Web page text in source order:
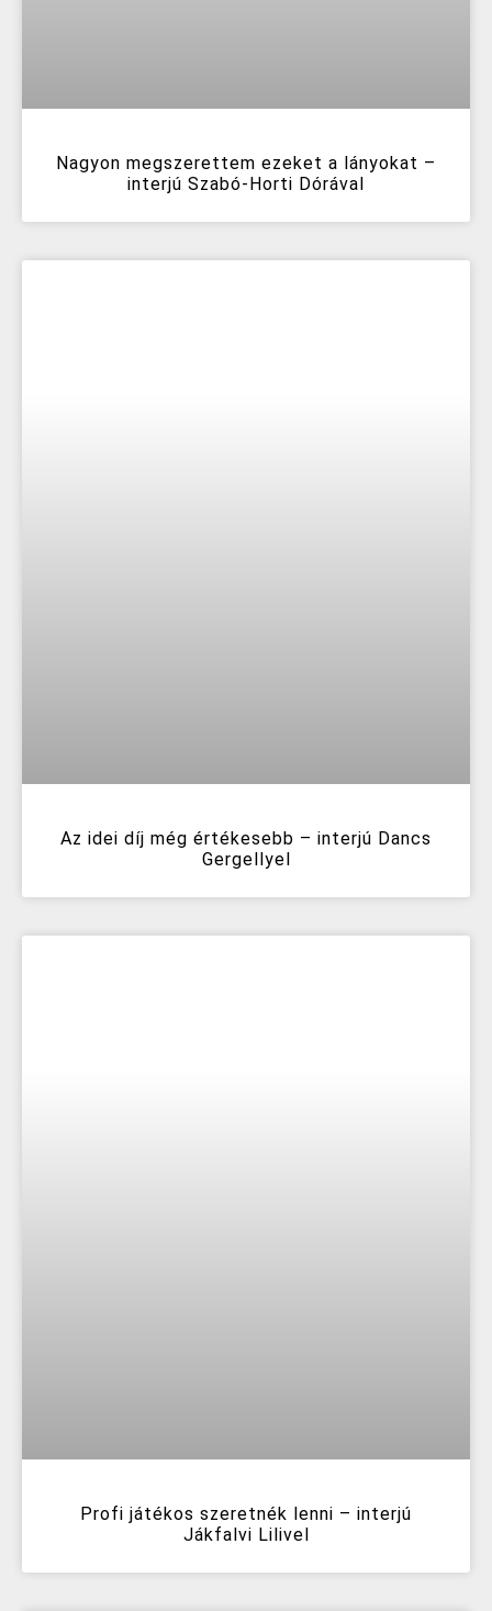
Nagyon megszerettem ezeket a lányokat –
interjú Szabó-Horti Dórával
Az idei díj még értékesebb – interjú Dancs
Gergellyel
Profi játékos szeretnék lenni – interjú
Jákfalvi Lilivel